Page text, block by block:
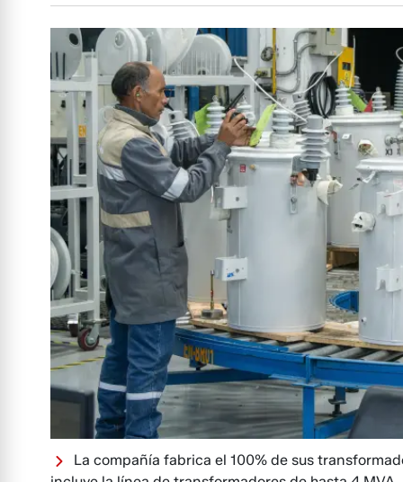
La compañía fabrica el 100% de sus